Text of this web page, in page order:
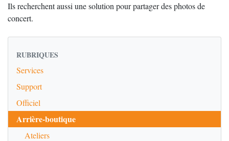
Ils recherchent aussi une solution pour partager des photos de
concert.
RUBRIQUES
Services
Support
Officiel
Arrière-boutique
Ateliers